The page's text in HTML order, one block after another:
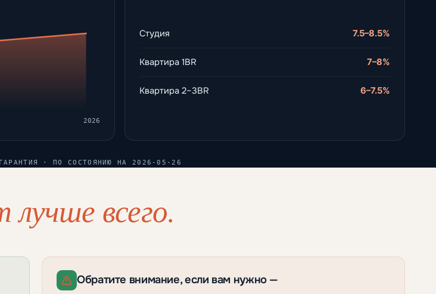
2026
Студия 7.5–8.5%
Квартира 1BR 7–8%
Квартира 2–3BR 6–7.5%
· ПО СОСТОЯНИЮ НА 2026-05-26
лучше всего.
Обратите внимание, если вам нужно —